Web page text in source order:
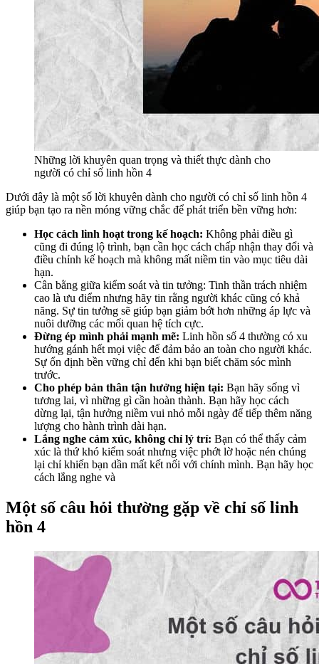
Những lời khuyên quan trọng và thiết thực dành cho
người có chỉ số linh hồn 4
Dưới đây là một số lời khuyên dành cho người có chỉ số linh hồn 4
giúp bạn tạo ra nền móng vững chắc để phát triển bền vững hơn:
Học cách linh hoạt trong kế hoạch: Không phải điều gì
cũng đi đúng lộ trình, bạn cần học cách chấp nhận thay đổi và
điều chỉnh kế hoạch mà không mất niềm tin vào mục tiêu dài
hạn.
Cân bằng giữa kiểm soát và tin tưởng: Tinh thần trách nhiệm
cao là ưu điểm nhưng hãy tin rằng người khác cũng có khả
năng. Sự tin tưởng sẽ giúp bạn giảm bớt hơn những áp lực và
nuôi dưỡng các mối quan hệ tích cực.
Đừng ép mình phải mạnh mẽ: Linh hồn số 4 thường có xu
hướng gánh hết mọi việc để đảm bảo an toàn cho người khác.
Sự ổn định bền vững chỉ đến khi bạn biết chăm sóc mình
trước.
Cho phép bản thân tận hưởng hiện tại: Bạn hãy sống vì
tương lai, vì những gì cần hoàn thành. Bạn hãy học cách
dừng lại, tận hưởng niềm vui nhỏ mỗi ngày để tiếp thêm năng
lượng cho hành trình dài hạn.
Lắng nghe cảm xúc, không chỉ lý trí: Bạn có thể thấy cảm
xúc là thứ khó kiểm soát nhưng việc phớt lờ hoặc nén chúng
lại chỉ khiến bạn dần mất kết nối với chính mình. Bạn hãy học
cách lắng nghe và
Một số câu hỏi thường gặp về chỉ số linh
hồn 4